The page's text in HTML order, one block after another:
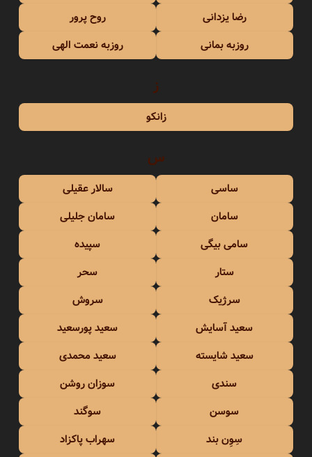
رضا یزدانی
روح پرور
روزبه بمانی
روزبه نعمت الهی
ز
زانکو
س
ساسی
سالار عقیلی
سامان
سامان جلیلی
سامی بیگی
سپیده
ستار
سحر
سرژیک
سروش
سعید آسایش
سعید پورسعید
سعید شایسته
سعید محمدی
سندی
سوزان روشن
سوسن
سوگند
سِوِن بند
سهراب پاکزاد